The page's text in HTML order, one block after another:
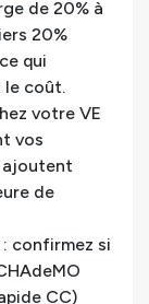
de 20% à
20%
qui
le coût.
votre VE
vos
ajoutent
de
: confirmez si
CC)